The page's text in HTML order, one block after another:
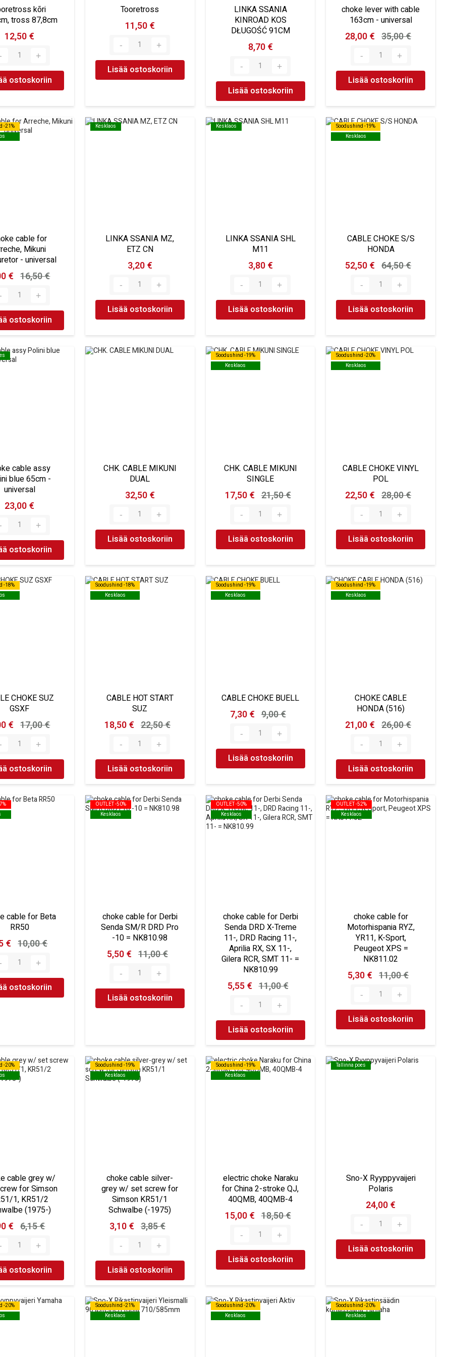
kõri
tross 87,8cm
12,50 €
ostoskoriin
Tooretross
11,50 €
Lisää ostoskoriin
LINKA SSANIA
KINROAD KOS
DŁUGOŚĆ 91CM
8,70 €
Lisää ostoskoriin
choke lever with cable
163cm - universal
28,00 € 35,00 €
Lisää ostoskoriin
-21%
-21%
cable for
Mikuni
- universal
€ 16,50 €
ostoskoriin
Kesklaos
Kesklaos
LINKA SSANIA MZ,
ETZ CN
3,20 €
Lisää ostoskoriin
Kesklaos
Kesklaos
LINKA SSANIA SHL
M11
3,80 €
Lisää ostoskoriin
Soodushind -19%
Kesklaos
Soodushind -19%
Kesklaos
CABLE CHOKE S/S
HONDA
52,50 € 64,50 €
Lisää ostoskoriin
cable assy
blue 65cm -
universal
23,00 €
ostoskoriin
CHK. CABLE MIKUNI
DUAL
32,50 €
Lisää ostoskoriin
Soodushind -19%
Kesklaos
Soodushind -19%
Kesklaos
CHK. CABLE MIKUNI
SINGLE
17,50 € 21,50 €
Lisää ostoskoriin
Soodushind -20%
Kesklaos
Soodushind -20%
Kesklaos
CABLE CHOKE VINYL
POL
22,50 € 28,00 €
Lisää ostoskoriin
-18%
-18%
CHOKE SUZ
GSXF
€ 17,00 €
ostoskoriin
Soodushind -18%
Kesklaos
Soodushind -18%
Kesklaos
CABLE HOT START
SUZ
18,50 € 22,50 €
Lisää ostoskoriin
Soodushind -19%
Kesklaos
Soodushind -19%
Kesklaos
CABLE CHOKE BUELL
7,30 € 9,00 €
Lisää ostoskoriin
Soodushind -19%
Kesklaos
Soodushind -19%
Kesklaos
CHOKE CABLE
HONDA (516)
21,00 € 26,00 €
Lisää ostoskoriin
cable for Beta
RR50
€ 10,00 €
ostoskoriin
OUTLET -50%
Kesklaos
OUTLET -50%
Kesklaos
choke cable for Derbi
Senda SM/R DRD Pro
-10 = NK810.98
5,50 € 11,00 €
Lisää ostoskoriin
OUTLET -50%
Kesklaos
OUTLET -50%
Kesklaos
choke cable for Derbi
Senda DRD X-Treme
11-, DRD Racing 11-,
Aprilia RX, SX 11-,
Gilera RCR, SMT 11- =
NK810.99
5,55 € 11,00 €
Lisää ostoskoriin
OUTLET -52%
Kesklaos
OUTLET -52%
Kesklaos
choke cable for
Motorhispania RYZ,
YR11, K-Sport,
Peugeot XPS =
NK811.02
5,30 € 11,00 €
Lisää ostoskoriin
-20%
-20%
cable grey w/
for Simson
1, KR51/2
(1975-)
€ 6,15 €
ostoskoriin
Soodushind -19%
Kesklaos
Soodushind -19%
Kesklaos
choke cable silver-
grey w/ set screw for
Simson KR51/1
Schwalbe (-1975)
3,10 € 3,85 €
Lisää ostoskoriin
Soodushind -19%
Kesklaos
Soodushind -19%
Kesklaos
electric choke Naraku
for China 2-stroke QJ,
40QMB, 40QMB-4
15,00 € 18,50 €
Lisää ostoskoriin
Tallinna poes
Tallinna poes
Sno-X Ryyppyvaijeri
Polaris
24,00 €
Lisää ostoskoriin
-20%
-20%
Soodushind -21%
Kesklaos
Soodushind -21%
Kesklaos
Soodushind -20%
Kesklaos
Soodushind -20%
Kesklaos
Soodushind -20%
Kesklaos
Soodushind -20%
Kesklaos